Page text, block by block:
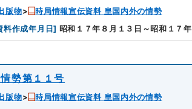
版物
時局情報宣伝資料 皇国内外の情勢
料作成年月日] 昭和１７年８月１３日～昭和１７
勢第１１号
版物
時局情報宣伝資料 皇国内外の情勢